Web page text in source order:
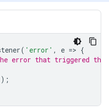
( 'error' , e => {
error that triggered the
);